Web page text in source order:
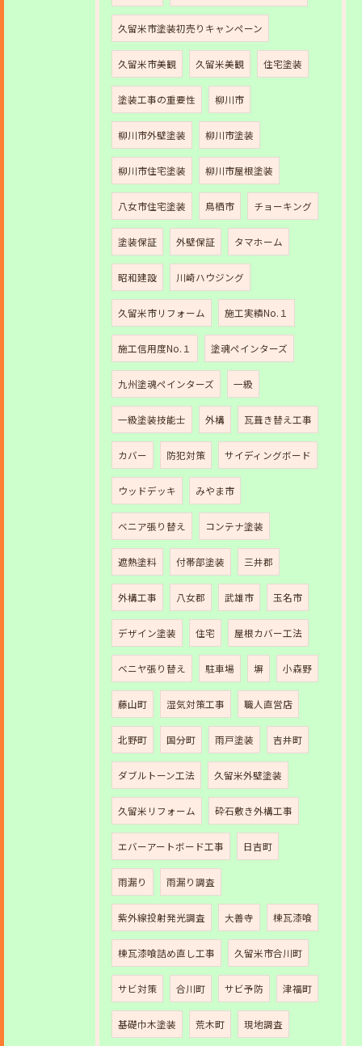
久留米市塗装初売りキャンペーン
久留米市美観 久留米美観 住宅塗装
塗装工事の重要性 柳川市
柳川市外壁塗装 柳川市塗装
柳川市住宅塗装 柳川市屋根塗装
八女市住宅塗装 鳥栖市 チョーキング
塗装保証 外壁保証 タマホーム
昭和建設 川崎ハウジング
久留米市リフォーム 施工実績No.１
施工信用度No.１ 塗魂ペインターズ
九州塗魂ペインターズ 一級
一級塗装技能士 外構 瓦葺き替え工事
カバー 防犯対策 サイディングボード
ウッドデッキ みやま市
ベニア張り替え コンテナ塗装
遮熱塗料 付帯部塗装 三井郡
外構工事 八女郡 武雄市 玉名市
デザイン塗装 住宅 屋根カバー工法
ベニヤ張り替え 駐車場 塀 小森野
藤山町 湿気対策工事 職人直営店
北野町 国分町 雨戸塗装 吉井町
ダブルトーン工法 久留米外壁塗装
久留米リフォーム 砕石敷き外構工事
エバーアートボード工事 日吉町
雨漏り 雨漏り調査
紫外線投射発光調査 大善寺 棟瓦漆喰
棟瓦漆喰詰め直し工事 久留米市合川町
サビ対策 合川町 サビ予防 津福町
基礎巾木塗装 荒木町 現地調査